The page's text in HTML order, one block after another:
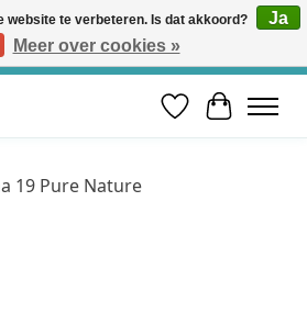
huis* | Gratis verzending vanaf €50 | Professioneel slaapadvies
Verlanglijst
19 Pure Nature
website te verbeteren. Is dat akkoord?
Ja
Meer over cookies »